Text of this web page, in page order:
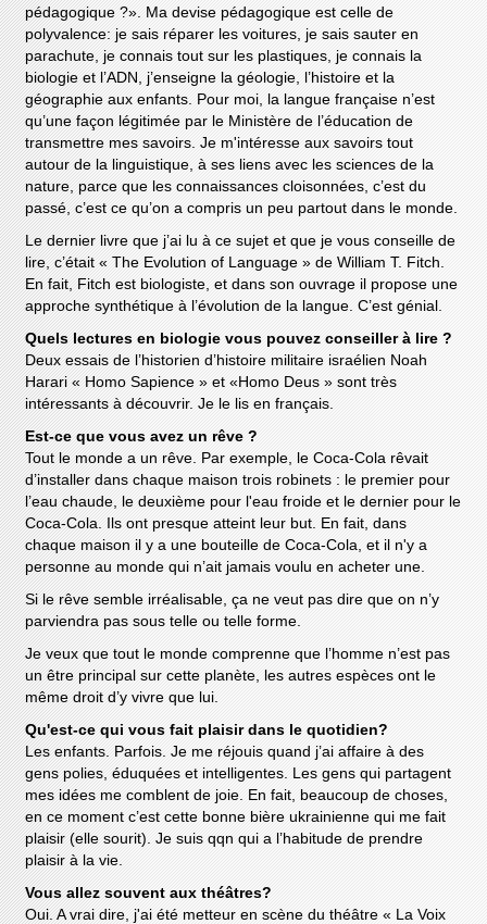
pédagogique ?». Ma devise pédagogique est celle de
polyvalence: je sais réparer les voitures, je sais sauter en
parachute, je connais tout sur les plastiques, je connais la
biologie et l’ADN, j’enseigne la géologie, l’histoire et la
géographie aux enfants. Pour moi, la langue française n’est
qu’une façon légitimée par le Ministère de l’éducation de
transmettre mes savoirs. Je m'intéresse aux savoirs tout
autour de la linguistique, à ses liens avec les sciences de la
nature, parce que les connaissances cloisonnées, c’est du
passé, c’est ce qu’on a compris un peu partout dans le monde.
Le dernier livre que j’ai lu à ce sujet et que je vous conseille de
lire, c’était « The Evolution of Language » de William T. Fitch.
En fait, Fitch est biologiste, et dans son ouvrage il propose une
approche synthétique à l’évolution de la langue. C’est génial.
Quels lectures en biologie vous pouvez conseiller à lire ?
Deux essais de l’historien d’histoire militaire israélien Noah
Harari « Homo Sapience » et «Homo Deus » sont très
intéressants à découvrir. Je le lis en français.
Est-ce que vous avez un rêve ?
Tout le monde a un rêve. Par exemple, le Coca-Cola rêvait
d’installer dans chaque maison trois robinets : le premier pour
l’eau chaude, le deuxième pour l'eau froide et le dernier pour le
Coca-Cola. Ils ont presque atteint leur but. En fait, dans
chaque maison il y a une bouteille de Coca-Cola, et il n'y a
personne au monde qui n’ait jamais voulu en acheter une.
Si le rêve semble irréalisable, ça ne veut pas dire que on n’y
parviendra pas sous telle ou telle forme.
Je veux que tout le monde comprenne que l’homme n’est pas
un être principal sur cette planète, les autres espèces ont le
même droit d’y vivre que lui.
Qu'est-ce qui vous fait plaisir dans le quotidien?
Les enfants. Parfois. Je me réjouis quand j’ai affaire à des
gens polies, éduquées et intelligentes. Les gens qui partagent
mes idées me comblent de joie. En fait, beaucoup de choses,
en ce moment c’est cette bonne bière ukrainienne qui me fait
plaisir (elle sourit). Je suis qqn qui a l’habitude de prendre
plaisir à la vie.
Vous allez souvent aux théâtres?
Oui. A vrai dire, j'ai été metteur en scène du théâtre « La Voix